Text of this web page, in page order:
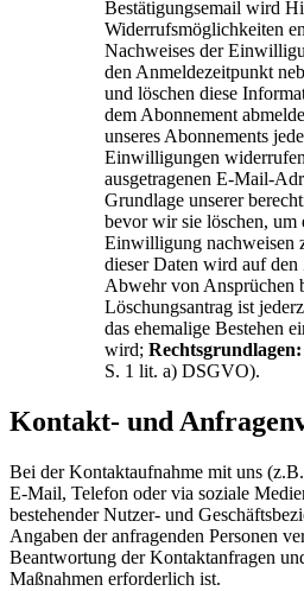
Bestätigungsemail wird
Widerrufsmöglichkeiten
Nachweises der
den Anmeldezeitpunkt
und löschen diese
dem Abonnement
unseres Abonnements
Einwilligungen
ausgetragenen E-Mail-
Grundlage unserer
bevor wir sie löschen, um
Einwilligung nachweisen
dieser Daten wird auf
Abwehr von Ansprüchen
Löschungsantrag ist
das ehemalige Bestehen
wird; Rechtsgrundlagen:
S. 1 lit. a) DSGVO).
Kontakt- und
Bei der Kontaktaufnahme mit uns
E-Mail, Telefon oder via soziale
bestehender Nutzer- und
Angaben der anfragenden Personen
Beantwortung der Kontaktanfragen
Maßnahmen erforderlich ist.